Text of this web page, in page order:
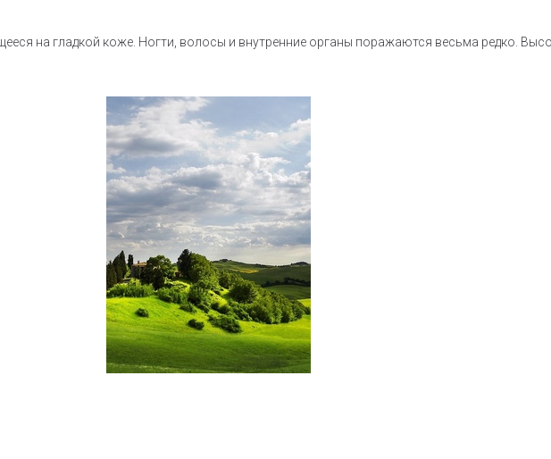
на гладкой коже. Ногти, волосы и внутренние органы поражаются весьма редко.